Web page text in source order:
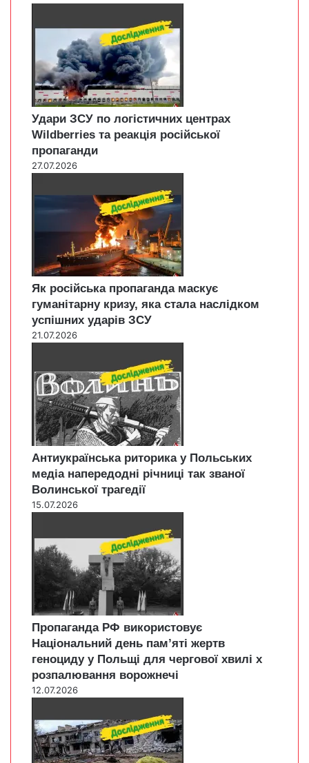
Удари ЗСУ по логістичних центрах
Wildberries та реакція російської
пропаганди
27.07.2026
Як російська пропаганда маскує
гуманітарну кризу, яка стала наслідком
успішних ударів ЗСУ
21.07.2026
Антиукраїнська риторика у Польських
медіа напередодні річниці так званої
Волинської трагедії
15.07.2026
Пропаганда РФ використовує
Національний день пам’яті жертв
геноциду у Польщі для чергової хвилі х
розпалювання ворожнечі
12.07.2026